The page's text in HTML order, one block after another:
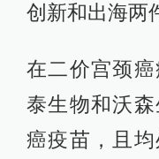
创新和出海两
在二价宫颈
泰生物和沃
癌疫苗，且